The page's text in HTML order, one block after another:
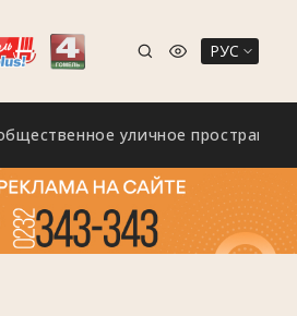
РУС
уличное пространство